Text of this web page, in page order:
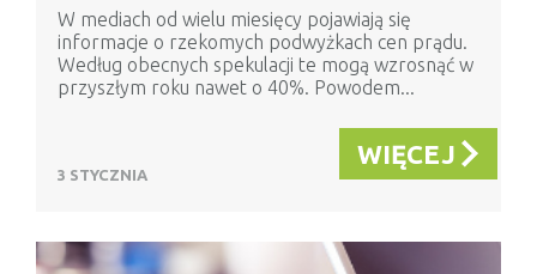
W mediach od wielu miesięcy pojawiają się
informacje o rzekomych podwyżkach cen prądu.
Według obecnych spekulacji te mogą wzrosnąć w
przyszłym roku nawet o 40%. Powodem...
3 STYCZNIA
WIĘCEJ